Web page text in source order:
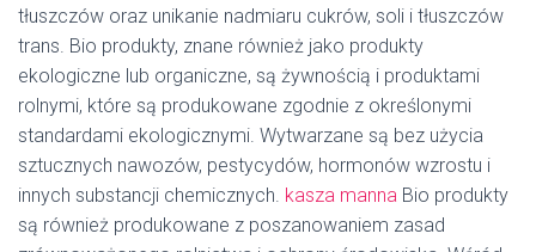
tłuszczów oraz unikanie nadmiaru cukrów, soli i tłuszczów
trans. Bio produkty, znane również jako produkty
ekologiczne lub organiczne, są żywnością i produktami
rolnymi, które są produkowane zgodnie z określonymi
standardami ekologicznymi. Wytwarzane są bez użycia
sztucznych nawozów, pestycydów, hormonów wzrostu i
innych substancji chemicznych. kasza manna Bio produkty
są również produkowane z poszanowaniem zasad